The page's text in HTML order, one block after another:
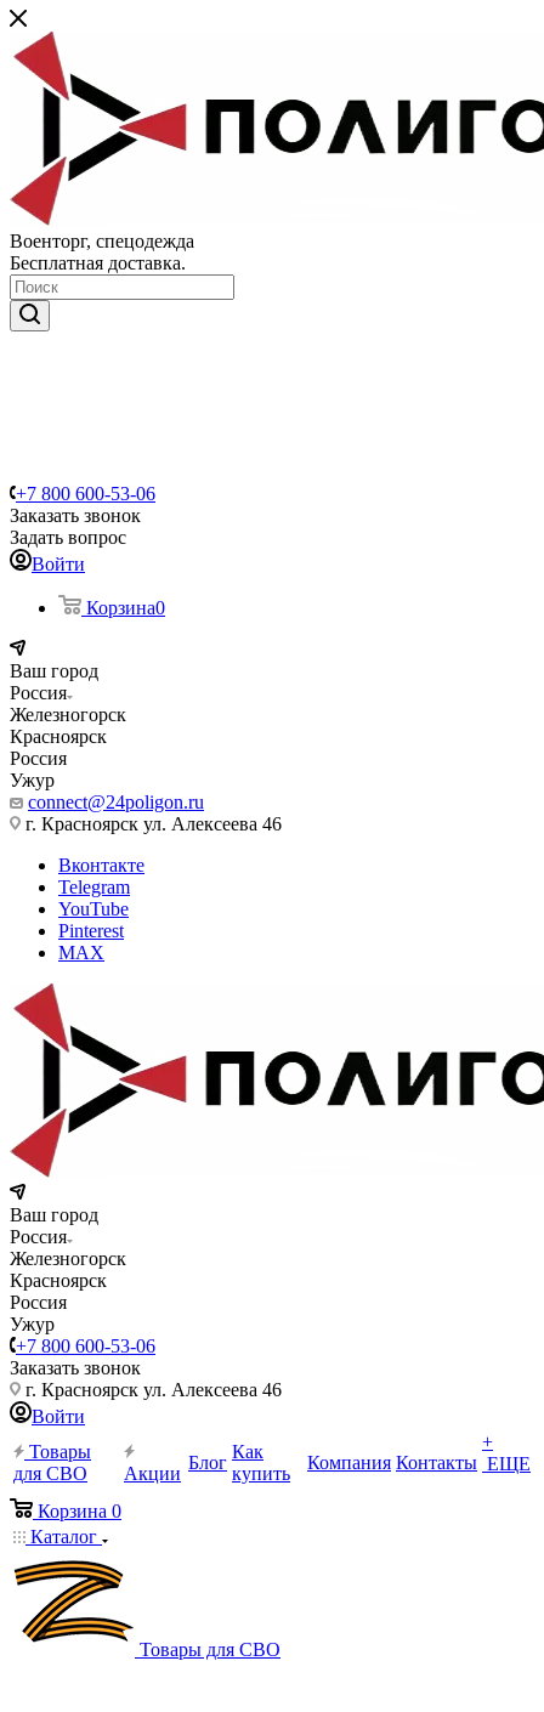
Военторг, спецодежда
Бесплатная доставка.
+7 800 600-53-06
Заказать звонок
Задать вопрос
Войти
Корзина0
Ваш город
Россия
Железногорск
Красноярск
Россия
Ужур
connect@24poligon.ru
г. Красноярск ул. Алексеева 46
Вконтакте
Telegram
YouTube
Pinterest
MAX
Ваш город
Россия
Железногорск
Красноярск
Россия
Ужур
+7 800 600-53-06
Заказать звонок
г. Красноярск ул. Алексеева 46
Войти
Товары
для СВО
Акции
Блог
Как
купить
Компания Контакты
+
ЕЩЕ
Корзина 0
Каталог
Товары для СВО